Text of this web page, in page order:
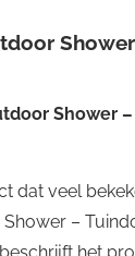
Shower
dat veel
–